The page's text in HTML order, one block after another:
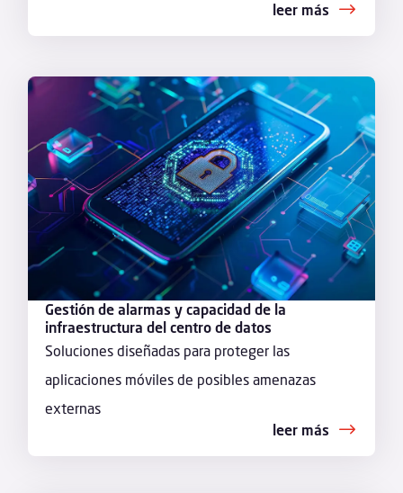
leer más
Gestión de alarmas y capacidad de la
infraestructura del centro de datos
Soluciones diseñadas para proteger las
aplicaciones móviles de posibles amenazas
externas
leer más